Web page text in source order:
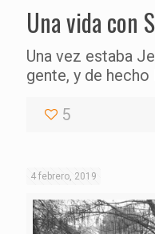
Una vida con
Una vez estaba
gente, y de hecho
5
4 febrero, 2019